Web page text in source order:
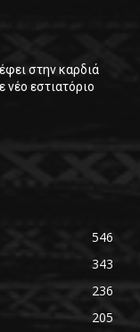
στην καρδιά
νέο εστιατόριο
546
343
236
205